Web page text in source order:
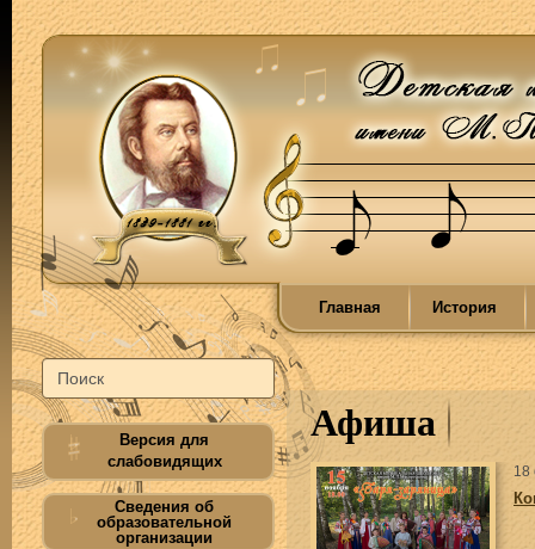
Главная История
Версия для
слабовидящих
Сведения об
образовательной
организации
Афиша
18